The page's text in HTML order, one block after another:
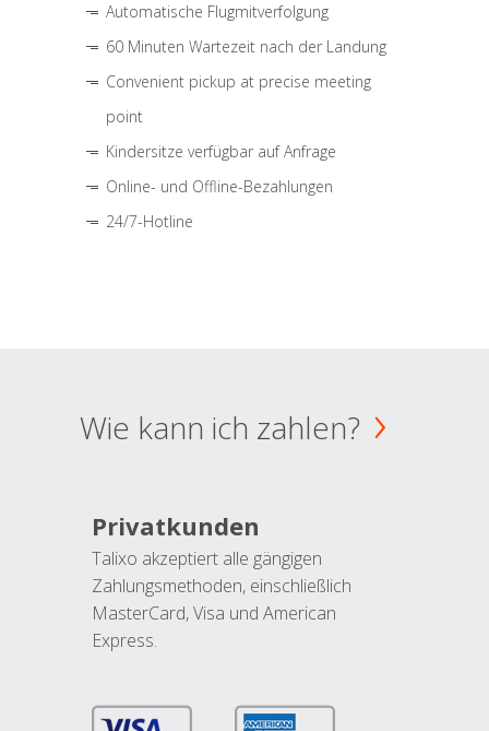
Automatische Flugmitverfolgung
60 Minuten Wartezeit nach der Landung
Convenient pickup at precise meeting
point
Kindersitze verfügbar auf Anfrage
Online- und Offline-Bezahlungen
24/7-Hotline
Wie kann ich zahlen?
Privatkunden
Talixo akzeptiert alle gängigen
Zahlungsmethoden, einschließlich
MasterCard, Visa und American
Express.